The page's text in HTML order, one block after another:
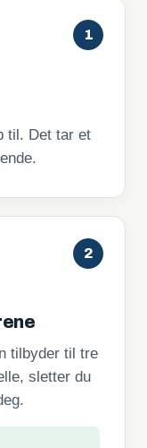
1
til. Det tar et
2
tilbyder til tre
sletter du